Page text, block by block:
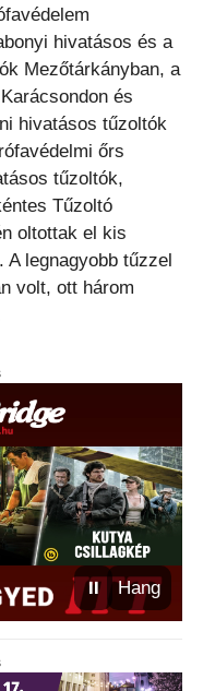
hivatásos és a
Mezőtárkányban, a
és
hivatásos tűzoltók
őrs
tűzoltók,
Tűzoltó
oltottak el kis
legnagyobb tűzzel
volt, ott három
⏸ Hang